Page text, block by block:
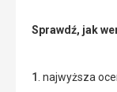
Sprawdź, jak
1 . najwyższa